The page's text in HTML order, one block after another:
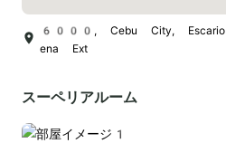
6000, Cebu City, Escario
ena Ext
スーペリアルーム